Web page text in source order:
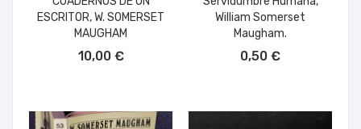
ESCRITOR, W. SOMERSET
MAUGHAM
10,00 €
William Somerset
Maugham.
0,50 €